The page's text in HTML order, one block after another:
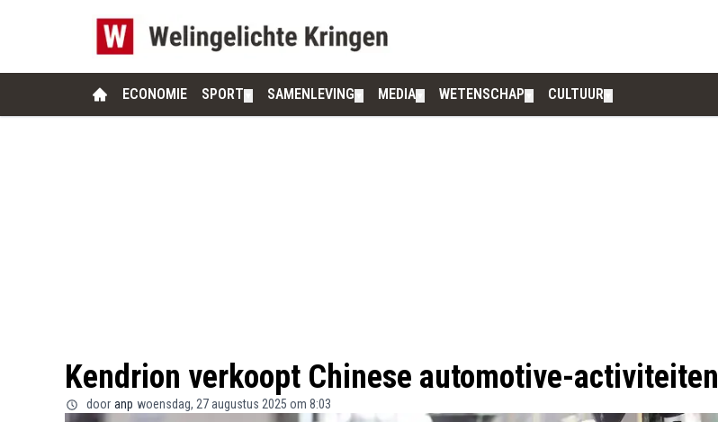
ECONOMIE SPORT SAMENLEVING MEDIA WETENSCHAP CULTUUR
Kendrion verkoopt Chinese automotive-activiteiten
door anp woensdag, 27 augustus 2025 om 8:03